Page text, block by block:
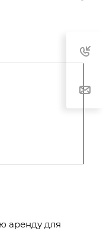
аренду для